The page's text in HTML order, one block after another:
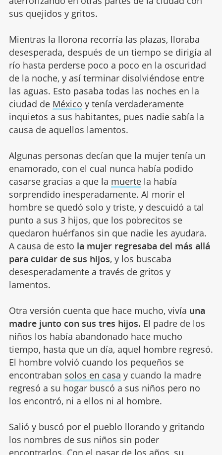
sus quejidos y gritos.
Mientras la llorona recorría las plazas, lloraba
desesperada, después de un tiempo se dirigía al
río hasta perderse poco a poco en la oscuridad
de la noche, y así terminar disolviéndose entre
las aguas. Esto pasaba todas las noches en la
ciudad de México y tenía verdaderamente
inquietos a sus habitantes, pues nadie sabía la
causa de aquellos lamentos.
Algunas personas decían que la mujer tenía un
enamorado, con el cual nunca había podido
casarse gracias a que la muertela había
sorprendido inesperadamente. Al morir el
hombre se quedó solo y triste, y descuidó a tal
punto a sus 3 hijos, que los pobrecitos se
quedaron huérfanos sin que nadie les ayudara.
A causa de esto la mujer regresaba del más allá
para cuidar de sus hijos, y los buscaba
desesperadamente a través de gritos y
lamentos.
Otra versión cuenta que hace mucho, vivía una
madre junto con sus tres hijos. El padre de los
niños los había abandonado hace mucho
tiempo, hasta que un día, aquel hombre regresó.
El hombre volvió cuando los pequeños se
encontraban solos en casa y cuando la madre
regresó a su hogar buscó a sus niños pero no
los encontró, ni a ellos ni al hombre.
Salió y buscó por el pueblo llorando y gritando
los nombres de sus niños sin poder
encontrarlos. Con el pasar de los años, su